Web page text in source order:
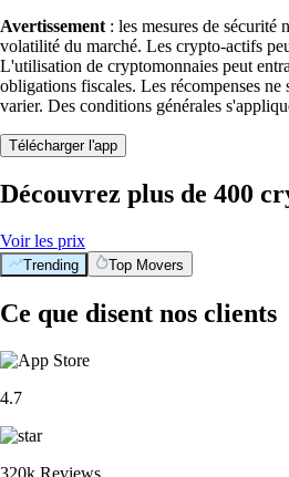
Avertissement : les mesures de sécurité
volatilité du marché. Les crypto-actifs
L'utilisation de cryptomonnaies peut
obligations fiscales. Les récompenses ne
varier. Des conditions générales
Télécharger l'app
Découvrez plus de 400
Voir les prix
Trending Top Movers
Ce que disent nos clients
4.7
320k Reviews